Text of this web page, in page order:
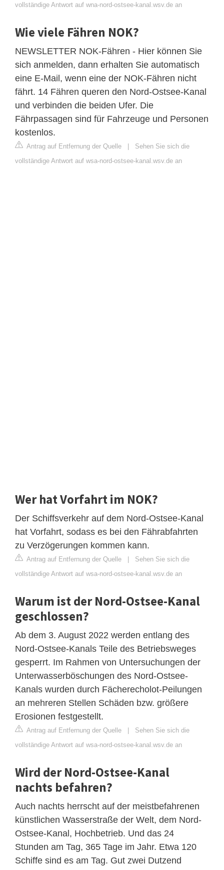
vollständige Antwort auf wna-nord-ostsee-kanal.wsv.de an
Wie viele Fähren NOK?
NEWSLETTER NOK-Fähren - Hier können Sie
sich anmelden, dann erhalten Sie automatisch
eine E-Mail, wenn eine der NOK-Fähren nicht
fährt. 14 Fähren queren den Nord-Ostsee-Kanal
und verbinden die beiden Ufer. Die
Fährpassagen sind für Fahrzeuge und Personen
kostenlos.
Antrag auf Entfernung der Quelle | Sehen Sie sich die
vollständige Antwort auf wsa-nord-ostsee-kanal.wsv.de an
Wer hat Vorfahrt im NOK?
Der Schiffsverkehr auf dem Nord-Ostsee-Kanal
hat Vorfahrt, sodass es bei den Fährabfahrten
zu Verzögerungen kommen kann.
Antrag auf Entfernung der Quelle | Sehen Sie sich die
vollständige Antwort auf wsa-nord-ostsee-kanal.wsv.de an
Warum ist der Nord-Ostsee-Kanal
geschlossen?
Ab dem 3. August 2022 werden entlang des
Nord-Ostsee-Kanals Teile des Betriebsweges
gesperrt. Im Rahmen von Untersuchungen der
Unterwasserböschungen des Nord-Ostsee-
Kanals wurden durch Fächerecholot-Peilungen
an mehreren Stellen Schäden bzw. größere
Erosionen festgestellt.
Antrag auf Entfernung der Quelle | Sehen Sie sich die
vollständige Antwort auf wsa-nord-ostsee-kanal.wsv.de an
Wird der Nord-Ostsee-Kanal
nachts befahren?
Auch nachts herrscht auf der meistbefahrenen
künstlichen Wasserstraße der Welt, dem Nord-
Ostsee-Kanal, Hochbetrieb. Und das 24
Stunden am Tag, 365 Tage im Jahr. Etwa 120
Schiffe sind es am Tag. Gut zwei Dutzend